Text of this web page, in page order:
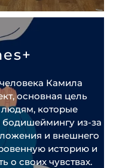
Камила
основная цель
людям, которые
из-за
и внешнего
историю и
о своих чувствах.